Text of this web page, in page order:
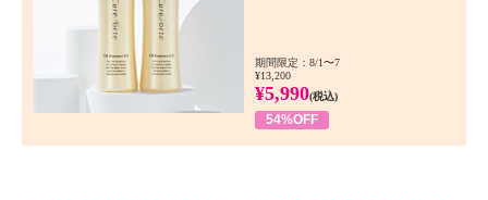
期間限定：8/1〜7
¥13,200
¥5,990(税込)
54%OFF